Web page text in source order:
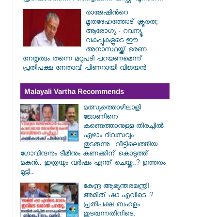
രാജേഷിൻറെ
മൃതദേഹത്തോട് ക്രൂരത;
ആരോഗ്യ - റവന്യൂ
വകുപ്പുകളുടെ ഈ
അനാസ്ഥയ്ക്ക് ഭരണ
നേതൃത്വം തന്നെ മറുപടി പറയണമെന്ന്
പ്രതിപക്ഷ നേതാവ് പിണറായി വിജയൻ
Malayali Vartha Recommends
മത്സ്യത്തൊഴിലാളി
ജോണിനെ
കണ്ടെത്താനുള്ള തിരച്ചിൽ
ഏഴാം ദിവസവും
തുടരുന്നു...വീട്ടിലെത്തിയ
ഗോവിന്ദനും ടീമിനും കണക്കിന് കൊടുത്ത്
മകൻ.. ഇത്രയും വർഷം എന്ത് ചെയ്തു..? ഉത്തരം
മുട്ടി..
കേന്ദ്ര ആഭ്യന്തരമന്ത്രി
അമിത് ഷാ എവിടെ..?
പ്രതിപക്ഷ ബഹളം
തുടരുന്നതിനിടെ,